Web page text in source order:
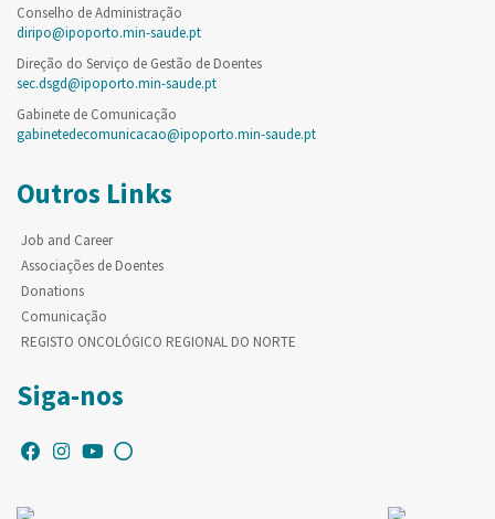
Conselho de Administração
diripo@ipoporto.min-saude.pt
Direção do Serviço de Gestão de Doentes
sec.dsgd@ipoporto.min-saude.pt
Gabinete de Comunicação
gabinetedecomunicacao@ipoporto.min-saude.pt
Outros Links
Job and Career
Associações de Doentes
Donations
Comunicação
REGISTO ONCOLÓGICO REGIONAL DO NORTE
Siga-nos